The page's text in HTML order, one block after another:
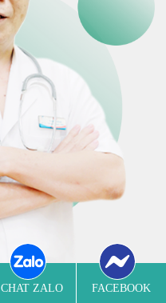
CHAT ZALO FACEBOOK